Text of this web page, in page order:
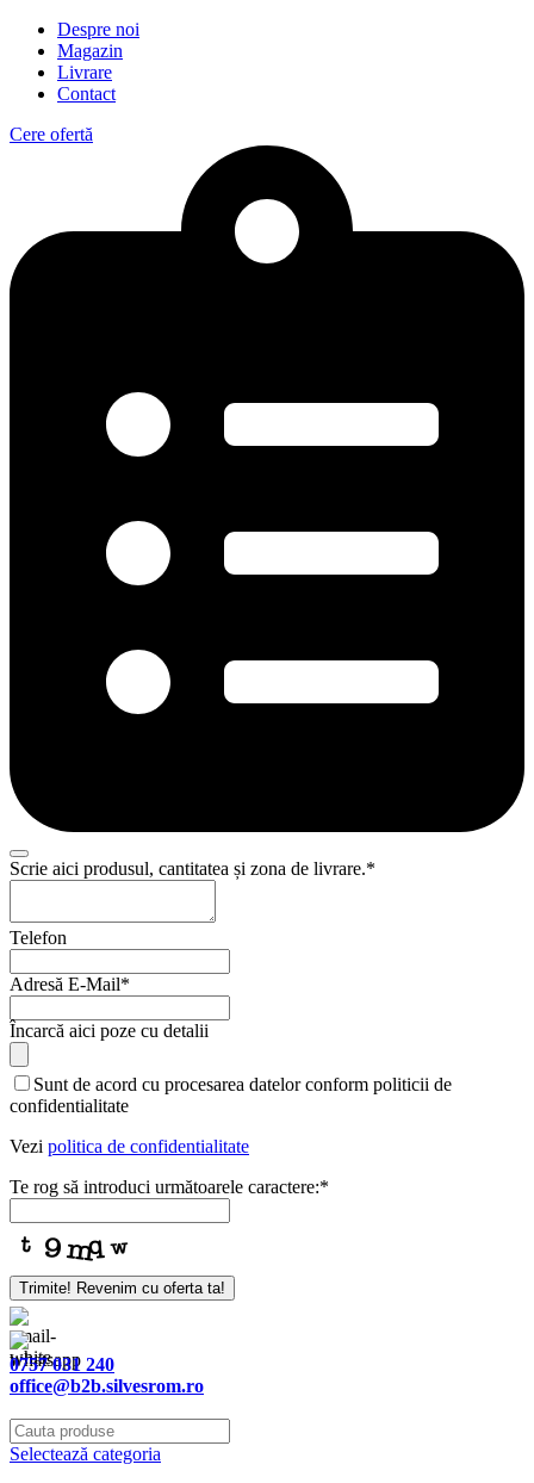
Despre noi
Magazin
Livrare
Contact
Cere ofertă
Company
Scrie aici produsul, cantitatea și zona de livrare.*
Telefon
Adresă E-Mail*
Încarcă aici poze cu detalii
Sunt de acord cu procesarea datelor conform politicii de
confidentialitate
Vezi politica de confidentialitate
Te rog să introduci următoarele caractere:*
Trimite! Revenim cu oferta ta!
0757 031 240
office@b2b.silvesrom.ro
Selectează categoria